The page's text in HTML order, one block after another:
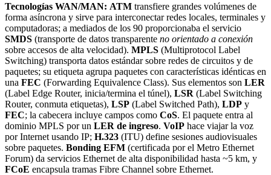
Tecnologías WAN/MAN: ATM transfiere grandes volúmenes de
forma asíncrona y sirve para interconectar redes locales, terminales y
computadoras; a mediados de los 90 proporcionaba el servicio
SMDS (transporte de datos transparente no orientado a conexión
sobre accesos de alta velocidad). MPLS (Multiprotocol Label
Switching) transporta datos estándar sobre redes de circuitos y de
paquetes; su etiqueta agrupa paquetes con características idénticas en
una FEC (Forwarding Equivalence Class). Sus elementos son LER
(Label Edge Router, inicia/termina el túnel), LSR (Label Switching
Router, conmuta etiquetas), LSP (Label Switched Path), LDP y
FEC; la cabecera incluye campos como CoS. El paquete entra al
dominio MPLS por un LER de ingreso. VoIP hace viajar la voz
por Internet usando IP; H.323 (ITU) define sesiones audiovisuales
sobre paquetes. Bonding EFM (certificada por el Metro Ethernet
Forum) da servicios Ethernet de alta disponibilidad hasta ~5 km, y
FCoE encapsula tramas Fibre Channel sobre Ethernet.